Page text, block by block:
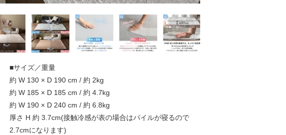
■サイズ／重量
約 W 130 × D 190 cm / 約 2kg
約 W 185 × D 185 cm / 約 4.7kg
約 W 190 × D 240 cm / 約 6.8kg
厚さ H 約 3.7cm(接触冷感が表の場合はパイルが寝るので
2.7cmになります)